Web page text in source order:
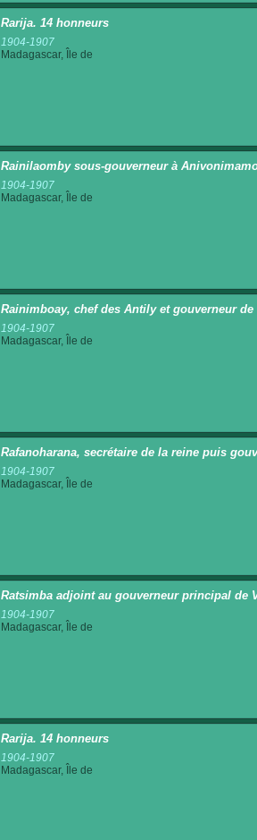
Rarija. 14 honneurs
1904-1907
Madagascar, Île de
Rainilaomby sous-gouverneur à
1904-1907
Madagascar, Île de
Rainimboay, chef des Antily et gouverneur
1904-1907
Madagascar, Île de
Rafanoharana, secrétaire de la reine puis
1904-1907
Madagascar, Île de
Ratsimba adjoint au gouverneur principal de
1904-1907
Madagascar, Île de
Rarija. 14 honneurs
1904-1907
Madagascar, Île de